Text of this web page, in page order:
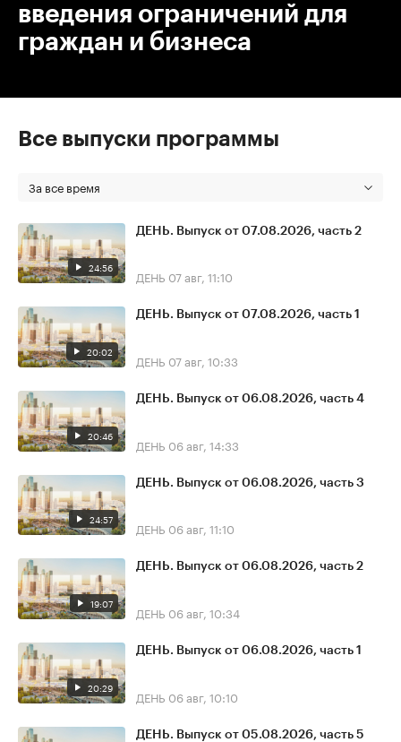
введения ограничений для
граждан и бизнеса
Все выпуски программы
За все время
24:56
ДЕНЬ. Выпуск от 07.08.2026, часть 2
ДЕНЬ 07 авг, 11:10
20:02
ДЕНЬ. Выпуск от 07.08.2026, часть 1
ДЕНЬ 07 авг, 10:33
20:46
ДЕНЬ. Выпуск от 06.08.2026, часть 4
ДЕНЬ 06 авг, 14:33
24:57
ДЕНЬ. Выпуск от 06.08.2026, часть 3
ДЕНЬ 06 авг, 11:10
19:07
ДЕНЬ. Выпуск от 06.08.2026, часть 2
ДЕНЬ 06 авг, 10:34
20:29
ДЕНЬ. Выпуск от 06.08.2026, часть 1
ДЕНЬ 06 авг, 10:10
ДЕНЬ. Выпуск от 05.08.2026, часть 5